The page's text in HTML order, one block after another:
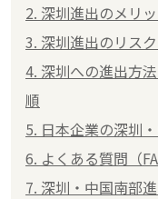
2. 深圳進出のメリ
3. 深圳進出のリス
4. 深圳への進出方
順
5. 日本企業の深圳
6. よくある質問（
7. 深圳・中国南部